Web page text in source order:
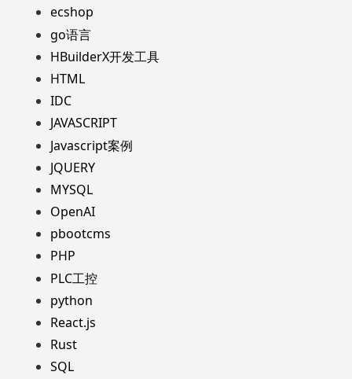
ecshop
go语言
HBuilderX开发工具
HTML
IDC
JAVASCRIPT
Javascript案例
JQUERY
MYSQL
OpenAI
pbootcms
PHP
PLC工控
python
React.js
Rust
SQL